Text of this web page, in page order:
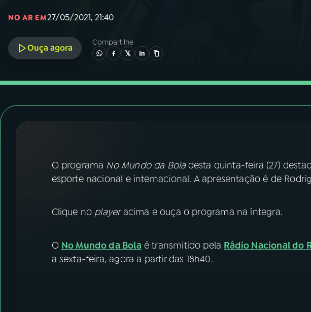
ACOMPANHE A RÁDIO NACIONAL
NO AR EM27/05/2021, 21:40
Ouça agora
Compartilhe
O programa No Mundo da Boladesta quinta-feira (27)
esporte nacional e internacional. A apresentação é de
Clique no playeracima e ouça o programa na íntegra.
O No Mundo da Bola é transmitido pela Rádio Nacional do
a sexta-feira, agora a partir das 18h40.